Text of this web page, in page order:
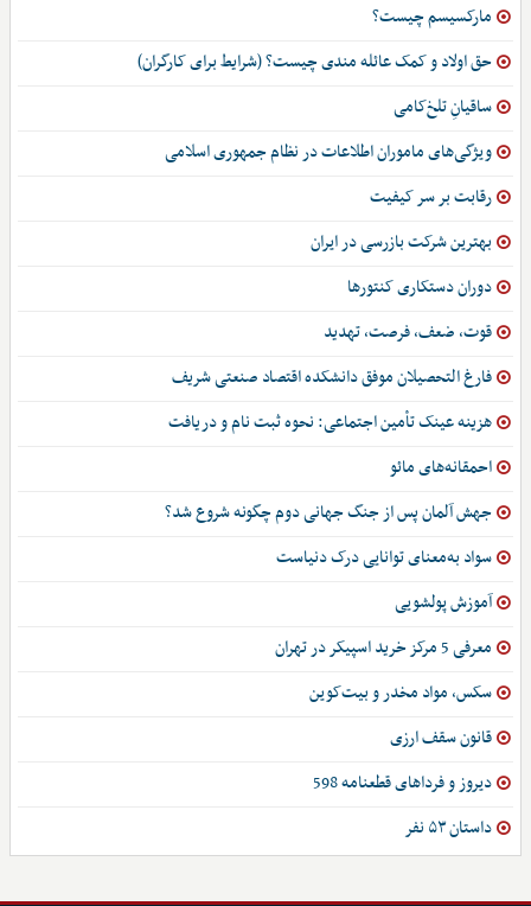
مارکسیسم چیست؟
حق اولاد و کمک عائله مندی چیست؟ (شرایط برای کارگران)
ساقیانِ تلخ‌کامی
ویژگی‌های ماموران اطلاعات در نظام جمهوری اسلامی
رقابت بر سر کیفیت
بهترین شرکت بازرسی در ایران
دوران دستکاری کنتورها
قوت، ضعف، فرصت، تهدید
فارغ التحصیلان موفق دانشکده اقتصاد صنعتی شریف
هزینه عینک تأمین اجتماعی: نحوه ثبت نام و دریافت
احمقانه‌های مائو
جهش آلمان پس از جنگ جهانی دوم چگونه شروع شد؟
سواد به‌معنای توانایی درک دنیاست
آموزش پولشویی
معرفی 5 مرکز خرید اسپیکر در تهران
سکس، مواد مخدر و بیت‌کوین
قانون سقف ارزی
دیروز و فرداهای قطعنامه 598
داستان ۵۳ نفر